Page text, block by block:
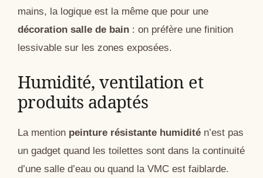
mains, la logique est la même que pour une
décoration salle de bain : on préfère une finition
lessivable sur les zones exposées.
Humidité, ventilation et
produits adaptés
La mention peinture résistante humidité n’est pas
un gadget quand les toilettes sont dans la continuité
d’une salle d’eau ou quand la VMC est faiblarde.